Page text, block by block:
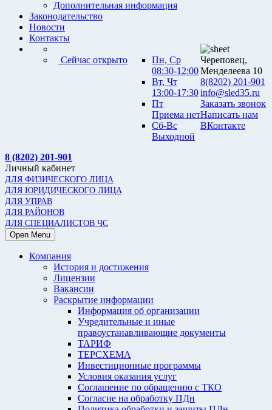
Дополнительная информация
Законодательство
Новости
Контакты
Сейчас открыто
Пн, Ср
08:30-12:00
Вт, Чт
13:00-17:30
Пт
Приема нет
Сб-Вс
Выходной
Череповец,
Менделеева 10
8(8202) 201-901
info@sled35.ru
Заказать звонок
Написать нам
ВКонтакте
8 (8202) 201-901
Личный кабинет
ДЛЯ ФИЗИЧЕСКОГО ЛИЦА
ДЛЯ ЮРИДИЧЕСКОГО ЛИЦА
ДЛЯ УПРАВ
ДЛЯ РАЙОНОВ
ДЛЯ СПЕЦИАЛИСТОВ ЧС
Open Menu
Компания
История и достижения
Лицензии
Вакансии
Раскрытие информации
Информация об организации
Учредительные и иные
правоустанавливающие документы
ТАРИФ
ТЕРСХЕМА
Инвестиционные программы
Условия оказания услуг
Соглашение по обращению с ТКО
Согласие на обработку ПДн